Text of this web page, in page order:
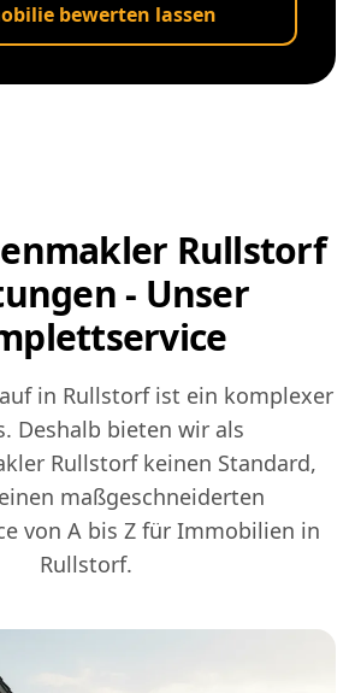
bewerten lassen
Rullstorf
- Unser
in Rullstorf ist ein komplexer
Deshalb bieten wir als
Rullstorf keinen Standard,
maßgeschneiderten
von A bis Z für Immobilien in
Rullstorf.